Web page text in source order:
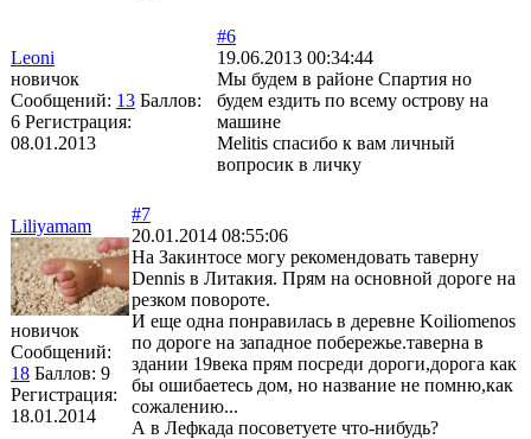
Leoni
новичок
Сообщений: 13 Баллов:
6 Регистрация:
08.01.2013
#6
19.06.2013 00:34:44
Мы будем в районе Спартия но
будем ездить по всему острову на
машине
Melitis спасибо к вам личный
вопросик в личку
Liliyamam
новичок
Сообщений:
18 Баллов: 9
Регистрация:
18.01.2014
#7
20.01.2014 08:55:06
На Закинтосе могу рекомендовать таверну
Dennis в Литакия. Прям на основной дороге на
резком повороте.
И еще одна понравилась в деревне Koiliomenos
по дороге на западное побережье.таверна в
здании 19века прям посреди дороги,дорога как
бы ошибаетесь дом, но название не помню,как
сожалению...
А в Лефкада посоветуете что-нибудь?